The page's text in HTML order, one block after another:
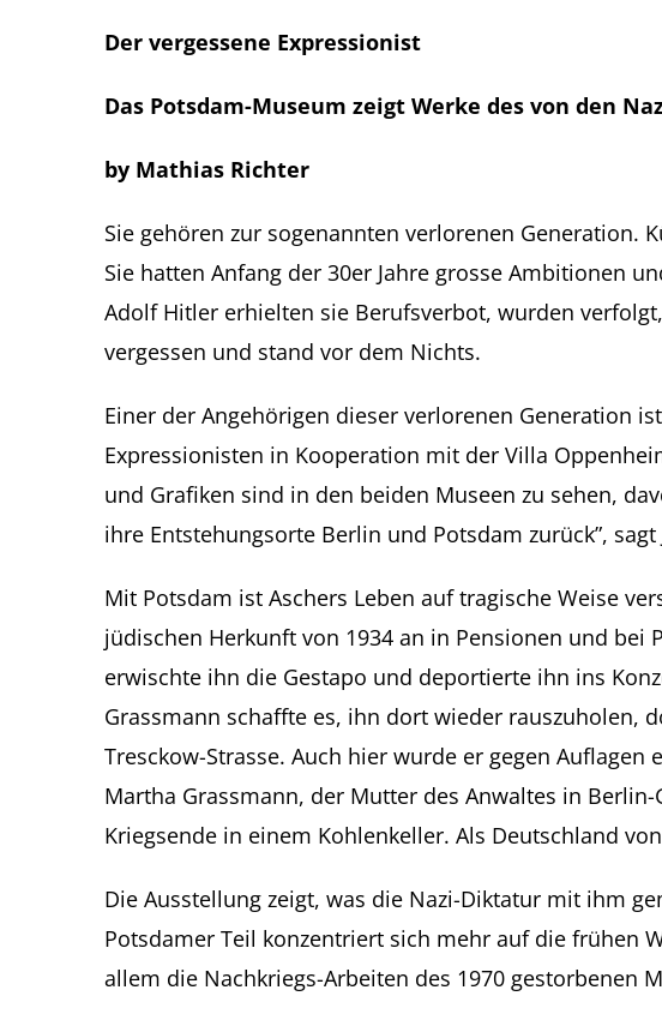
Der vergessene Expressionist
Das Potsdam-Museum zeigt Werke des von den
by Mathias Richter
Sie gehören zur sogenannten verlorenen Generation.
Sie hatten Anfang der 30er Jahre grosse Ambitionen
Adolf Hitler erhielten sie Berufsverbot, wurden
vergessen und stand vor dem Nichts.
Einer der Angehörigen dieser verlorenen Generation
Expressionisten in Kooperation mit der Villa
und Grafiken sind in den beiden Museen zu sehen,
ihre Entstehungsorte Berlin und Potsdam zurück”,
Mit Potsdam ist Aschers Leben auf tragische Weise
jüdischen Herkunft von 1934 an in Pensionen und bei
erwischte ihn die Gestapo und deportierte ihn ins
Grassmann schaffte es, ihn dort wieder rauszuholen,
Tresckow-Strasse. Auch hier wurde er gegen
Martha Grassmann, der Mutter des Anwaltes in
Kriegsende in einem Kohlenkeller. Als Deutschland
Die Ausstellung zeigt, was die Nazi-Diktatur mit ihm
Potsdamer Teil konzentriert sich mehr auf die frühen
allem die Nachkriegs-Arbeiten des 1970 gestorbenen